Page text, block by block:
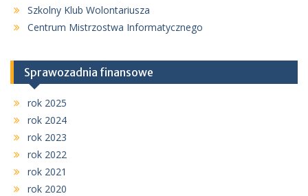
Szkolny Klub Wolontariusza
Centrum Mistrzostwa Informatycznego
Sprawozadnia finansowe
rok 2025
rok 2024
rok 2023
rok 2022
rok 2021
rok 2020